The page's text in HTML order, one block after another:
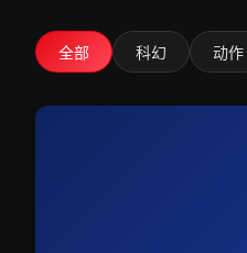
全部 科幻 动作